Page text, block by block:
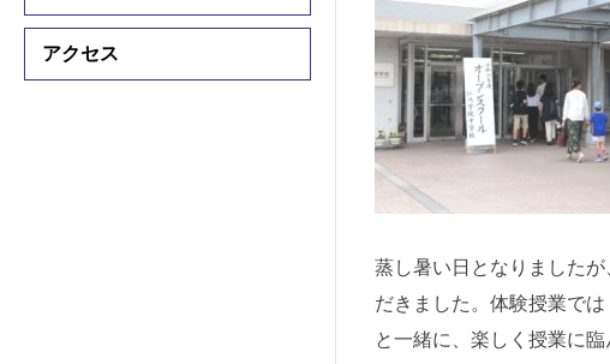
中学入試情報
高校入試情報
アクセス
蒸し暑い日となりました
だきました。体験授業で
と一緒に、楽しく授業に